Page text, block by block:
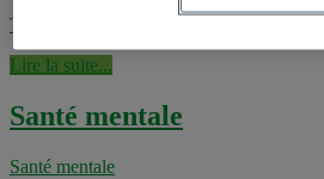
Télé-santé & Internet santé
Lire la suite...
Santé mentale
Santé mentale